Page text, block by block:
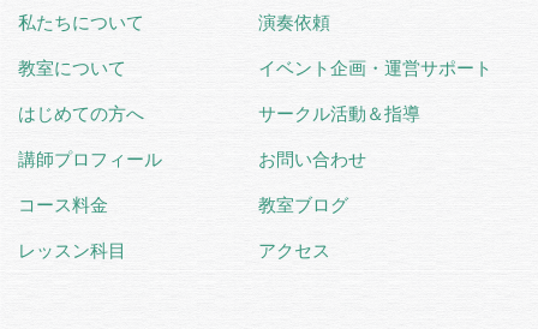
私たちについて
教室について
はじめての方へ
講師プロフィール
コース料金
レッスン科目
演奏依頼
イベント企画・運営サポート
サークル活動＆指導
お問い合わせ
教室ブログ
アクセス